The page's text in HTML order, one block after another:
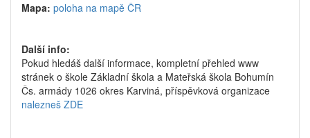
Mapa: poloha na mapě ČR
Další info:
Pokud hledáš další informace, kompletní přehled www
stránek o škole Základní škola a Mateřská škola Bohumín
Čs. armády 1026 okres Karviná, příspěvková organizace
nalezneš ZDE